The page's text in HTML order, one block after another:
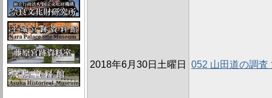
2018年6月30日土曜日 052 山田道の調査